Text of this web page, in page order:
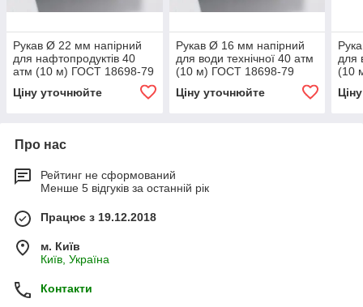
Рукав Ø 22 мм напірний
для нафтопродуктів 40
атм (10 м) ГОСТ 18698-79
Ціну уточнюйте
Рукав Ø 16 мм напірний
для води технічної 40 атм
(10 м) ГОСТ 18698-79
Ціну уточнюйте
для
(10
Про нас
Рейтинг не сформований
Менше 5 відгуків за останній рік
Працює з 19.12.2018
м. Київ
Київ, Україна
Контакти